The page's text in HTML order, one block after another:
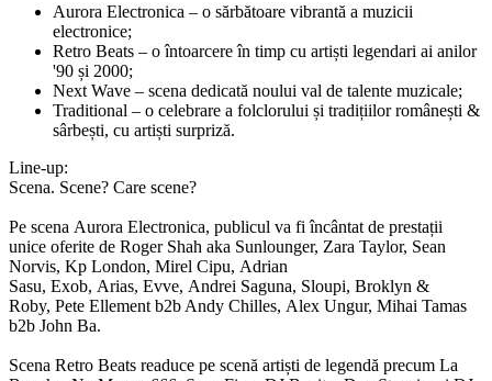
Aurora Electronica – o sărbătoare vibrantă a muzicii
electronice;
Retro Beats – o întoarcere în timp cu artiști legendari ai anilor
'90 și 2000;
Next Wave – scena dedicată noului val de talente muzicale;
Traditional – o celebrare a folclorului și tradițiilor românești &
sârbești, cu artiști surpriză.
Line-up:
Scena. Scene? Care scene?
Pe scena Aurora Electronica, publicul va fi încântat de prestații
unice oferite de Roger Shah aka Sunlounger, Zara Taylor, Sean
Norvis, Kp London, Mirel Cipu, Adrian
Sasu, Exob, Arias, Evve, Andrei Saguna, Sloupi, Broklyn &
Roby, Pete Ellement b2b Andy Chilles, Alex Ungur, Mihai Tamas
b2b John Ba.
Scena Retro Beats readuce pe scenă artiști de legendă precum La